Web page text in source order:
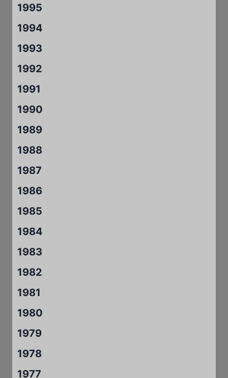
1995
1994
1993
1992
1991
1990
1989
1988
1987
1986
1985
1984
1983
1982
1981
1980
1979
1978
1977